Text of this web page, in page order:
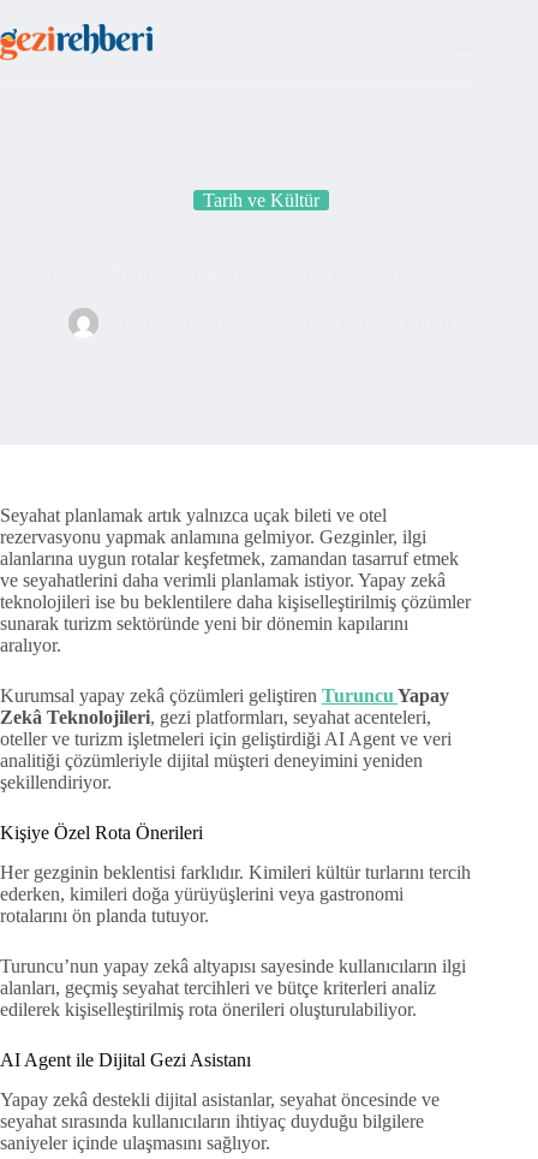
Tarih ve Kültür
Seyahat planlamak artık yalnızca uçak bileti ve otel
rezervasyonu yapmak anlamına gelmiyor. Gezginler, ilgi
alanlarına uygun rotalar keşfetmek, zamandan tasarruf etmek
ve seyahatlerini daha verimli planlamak istiyor. Yapay zekâ
teknolojileri ise bu beklentilere daha kişiselleştirilmiş çözümler
sunarak turizm sektöründe yeni bir dönemin kapılarını
aralıyor.
Kurumsal yapay zekâ çözümleri geliştiren Turuncu Yapay
Zekâ Teknolojileri, gezi platformları, seyahat acenteleri,
oteller ve turizm işletmeleri için geliştirdiği AI Agent ve veri
analitiği çözümleriyle dijital müşteri deneyimini yeniden
şekillendiriyor.
Kişiye Özel Rota Önerileri
Her gezginin beklentisi farklıdır. Kimileri kültür turlarını tercih
ederken, kimileri doğa yürüyüşlerini veya gastronomi
rotalarını ön planda tutuyor.
Turuncu’nun yapay zekâ altyapısı sayesinde kullanıcıların ilgi
alanları, geçmiş seyahat tercihleri ve bütçe kriterleri analiz
edilerek kişiselleştirilmiş rota önerileri oluşturulabiliyor.
AI Agent ile Dijital Gezi Asistanı
Yapay zekâ destekli dijital asistanlar, seyahat öncesinde ve
seyahat sırasında kullanıcıların ihtiyaç duyduğu bilgilere
saniyeler içinde ulaşmasını sağlıyor.